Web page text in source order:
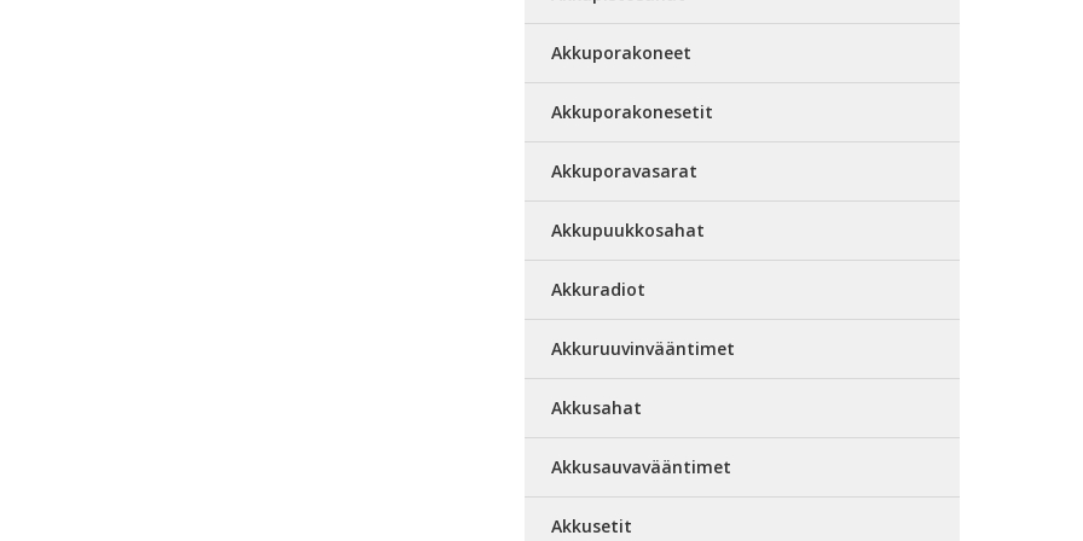
Akkuporakoneet
Akkuporakonesetit
Akkuporavasarat
Akkupuukkosahat
Akkuradiot
Akkuruuvinvääntimet
Akkusahat
Akkusauvavääntimet
Akkusetit